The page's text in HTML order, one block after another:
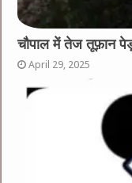
चौपाल में तेज तूफ़ान
April 29, 2025